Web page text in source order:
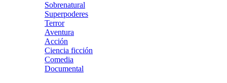
Sobrenatural
Superpoderes
Terror
Aventura
Acción
Ciencia ficción
Comedia
Documental